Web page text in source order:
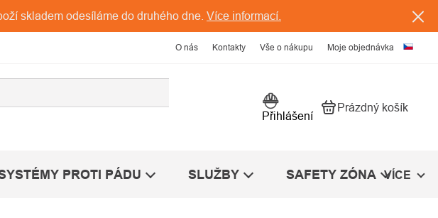
skladem odesíláme do druhého dne. Více informací.
O nás Kontakty Vše o nákupu Moje objednávka
Přihlášení Nákupní košík
Prázdný košík
PROTI PÁDU SLUŽBY SAFETY ZÓNA VÍCE